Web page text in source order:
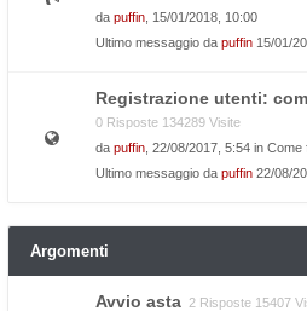
da puffin , 15/01/2018, 10:00
Ultimo messaggio da puffin 15/01/
Registrazione utenti:
0 Risposte 134289 Visite
da puffin , 22/08/2017, 5:54 in Come
Ultimo messaggio da puffin 22/08/
Argomenti
Avvio asta 2 Risposte 15407